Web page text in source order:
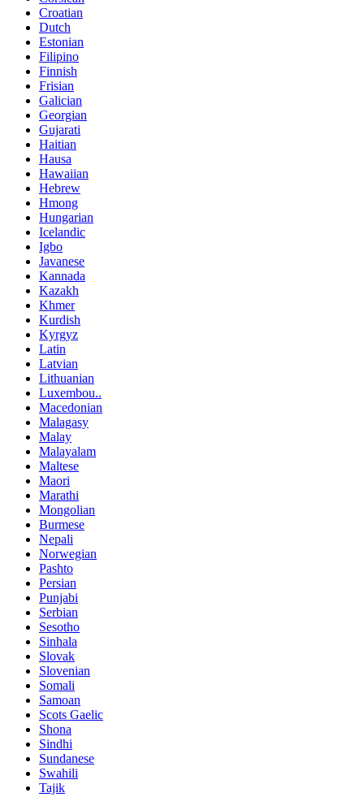
Croatian
Dutch
Estonian
Filipino
Finnish
Frisian
Galician
Georgian
Gujarati
Haitian
Hausa
Hawaiian
Hebrew
Hmong
Hungarian
Icelandic
Igbo
Javanese
Kannada
Kazakh
Khmer
Kurdish
Kyrgyz
Latin
Latvian
Lithuanian
Luxembou..
Macedonian
Malagasy
Malay
Malayalam
Maltese
Maori
Marathi
Mongolian
Burmese
Nepali
Norwegian
Pashto
Persian
Punjabi
Serbian
Sesotho
Sinhala
Slovak
Slovenian
Somali
Samoan
Scots Gaelic
Shona
Sindhi
Sundanese
Swahili
Tajik